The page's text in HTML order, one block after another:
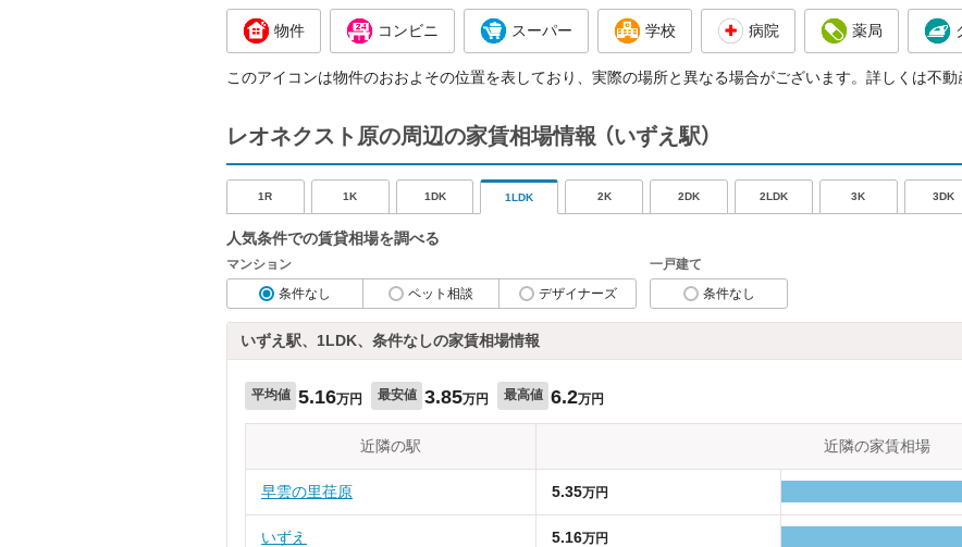
物件 コンビニ スーパー 学校 病院 薬局
このアイコンは物件のおおよその位置を表しており、実際の場所と異なる場合がございます。詳しくは不動
レオネクスト原の周辺の家賃相場情報 （いずえ駅）
1R 1K 1DK 1LDK 2K 2DK 2LDK 3K 3DK
人気条件での賃貸相場を調べる
マンション
条件なし
ペット相談 デザイナーズ
一戸建て
条件なし
いずえ駅、1LDK、条件なしの家賃相場情報
平均値 5.16万円 最安値 3.85万円 最高値 6.2万円
近隣の駅 近隣の家賃相場
早雲の里荏原 5.35万円
いずえ 5.16万円